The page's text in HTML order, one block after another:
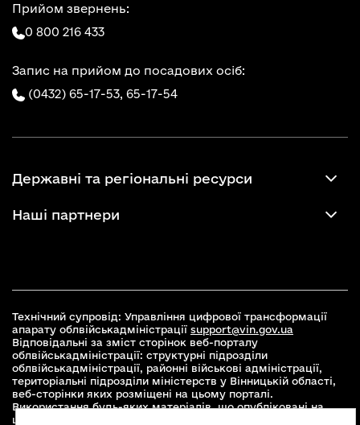
Прийом звернень:
0 800 216 433
Запис на прийом до посадових осіб:
(0432) 65-17-53, 65-17-54
Державні та регіональні ресурси
Наші партнери
Технічний супровід: Управління цифрової трансформації
апарату облвійськадміністрації support@vin.gov.ua
Відповідальні за зміст сторінок веб-порталу
облвійськадміністрації: структурні підрозділи
облвійськадміністрації, районні військові адміністрації,
територіальні підрозділи міністерств у Вінницькій області,
веб-сторінки яких розміщені на цьому порталі.
Використання будь-яких матеріалів, що опубліковані на
цьому сайті, дозволяється при умові зазначення посилання